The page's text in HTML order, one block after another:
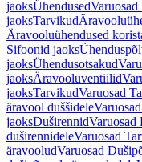
jaoksÜhendusedVaruosad
jaoksTarvikud
Äravooluühendused
Sifoonid jaoks
jaoksÜhendusotsakud
jaoksÄravooluventiilid
jaoksTarvikudVaruosad
äravool duššidele
jaoksDuširennidVaruosad
duširennideleVaruosad
äravooludVaruosad